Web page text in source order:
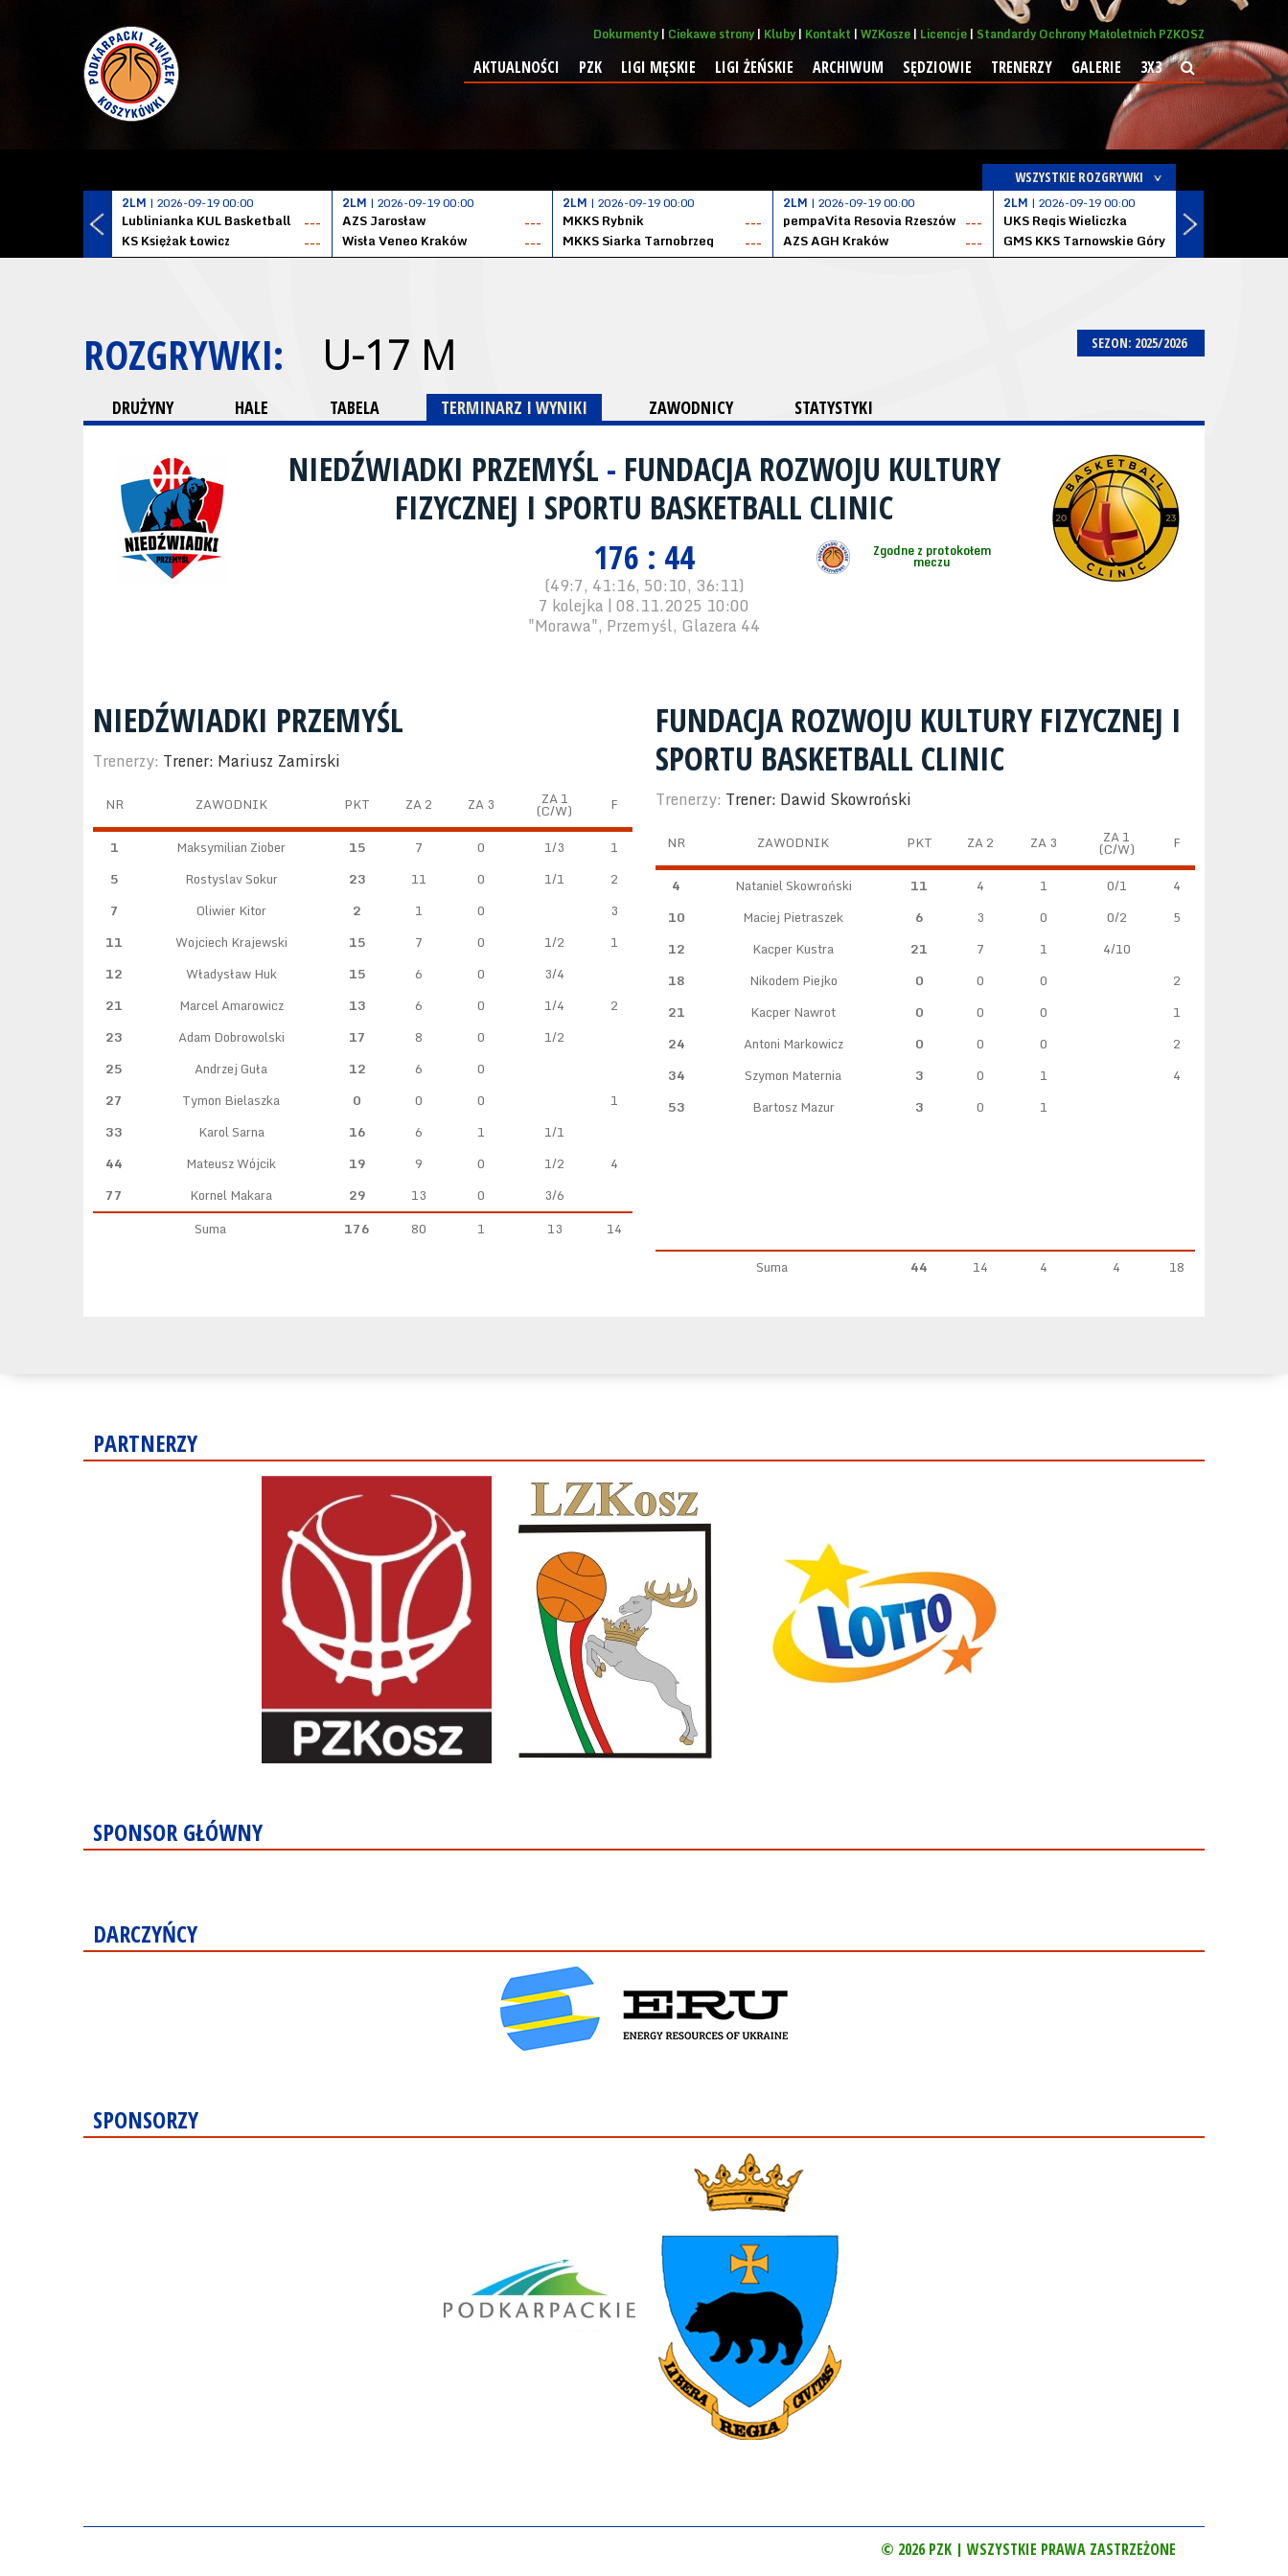
Dokumenty Ciekawe strony Kluby Kontakt WZKosze Licencje Standardy Ochrony Małoletnich PZKOSZ
AKTUALNOŚCI PZK LIGI MĘSKIE LIGI ŻEŃSKIE ARCHIWUM SĘDZIOWIE TRENERZY GALERIE 3X3
WSZYSTKIE ROZGRYWKI
2LM | 2026-09-19 00:00
Lublinianka KUL Basketball
---
KS Księżak Łowicz
---
2LM | 2026-09-19 00:00
AZS Jarosław
---
Wisła Veneo Kraków
---
2LM | 2026-09-19 00:00
MKKS Rybnik
---
MKKS Siarka Tarnobrzeg
---
2LM | 2026-09-19 00:00
pempaVita Resovia Rzeszów ---
AZS AGH Kraków
---
2LM | 2026-09-19 00:00
UKS Regis Wieliczka
---
GMS KKS Tarnowskie Góry
SEZON: 2025/2026
ROZGRYWKI: U-17 M
DRUŻYNY HALE TABELA TERMINARZ I WYNIKI ZAWODNICY STATYSTYKI
NIEDŹWIADKI PRZEMYŚL - FUNDACJA ROZWOJU KULTURY
FIZYCZNEJ I SPORTU BASKETBALL CLINIC
Zgodne z protokołem
meczu
176 : 44
(49:7, 41:16, 50:10, 36:11)
7 kolejka | 08.11.2025 10:00
"Morawa", Przemyśl, Glazera 44
NIEDŹWIADKI PRZEMYŚL
Trenerzy: Trener: Mariusz Zamirski
NR ZAWODNIK PKT ZA 2 ZA 3 ZA 1
(C/W) F
1 Maksymilian Ziober 15 7 0 1/3
1
5
Rostyslav Sokur 23 11 0 1/1
2
7
Oliwier Kitor 2 1 0
3
11
Wojciech Krajewski 15 7 0 1/2
1
12
Władysław Huk 15 6 0
3/4
21
Marcel Amarowicz 13 6 0 1/4
2
23
Adam Dobrowolski 17 8 0
1/2
25
Andrzej Guła 12 6
0
27
Tymon Bielaszka 0 0 0
1
33
Karol Sarna 16 6 1
1/1
44
Mateusz Wójcik 19 9 0 1/2
4
77
Kornel Makara 29 13 0
3/6
Suma
176 80 1 13 14
FUNDACJA ROZWOJU KULTURY FIZYCZNEJ I
SPORTU BASKETBALL CLINIC
Trenerzy: Trener: Dawid Skowroński
NR ZAWODNIK PKT ZA 2 ZA 3 ZA 1
(C/W) F
4 Nataniel Skowroński 11 4 1 0/1
4
10
Maciej Pietraszek 6 3 0 0/2
5
12
Kacper Kustra 21 7 1
4/10
18
Nikodem Piejko 0 0 0
2
21
Kacper Nawrot 0 0 0
1
24
Antoni Markowicz 0 0 0
2
34
Szymon Maternia 3 0 1
4
53
Bartosz Mazur 3 0 1
Suma 44 14 4 4 18
PARTNERZY
SPONSOR GŁÓWNY
DARCZYŃCY
SPONSORZY
© 2026 PZK | WSZYSTKIE PRAWA ZASTRZEŻONE